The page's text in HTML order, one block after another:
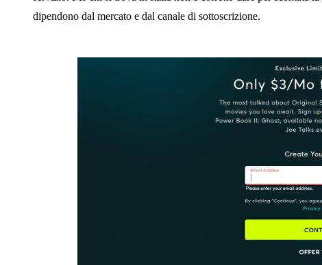
dipendono dal mercato e dal canale di sottoscrizione.